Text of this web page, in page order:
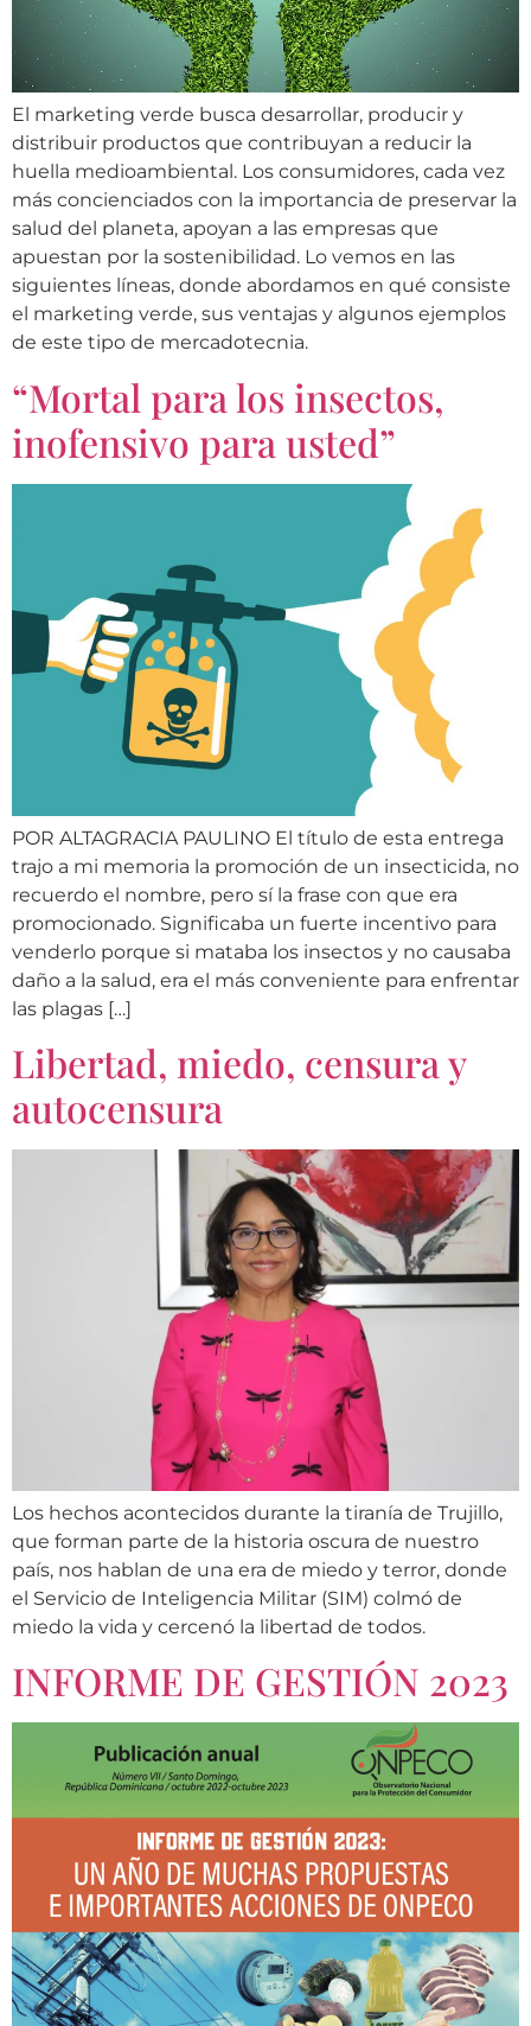
El marketing verde busca desarrollar, producir y
distribuir productos que contribuyan a reducir la
huella medioambiental. Los consumidores, cada vez
más concienciados con la importancia de preservar la
salud del planeta, apoyan a las empresas que
apuestan por la sostenibilidad. Lo vemos en las
siguientes líneas, donde abordamos en qué consiste
el marketing verde, sus ventajas y algunos ejemplos
de este tipo de mercadotecnia.
“Mortal para los insectos,
inofensivo para usted”
POR ALTAGRACIA PAULINO El título de esta entrega
trajo a mi memoria la promoción de un insecticida, no
recuerdo el nombre, pero sí la frase con que era
promocionado. Significaba un fuerte incentivo para
venderlo porque si mataba los insectos y no causaba
daño a la salud, era el más conveniente para enfrentar
las plagas […]
Libertad, miedo, censura y
autocensura
Los hechos acontecidos durante la tiranía de Trujillo,
que forman parte de la historia oscura de nuestro
país, nos hablan de una era de miedo y terror, donde
el Servicio de Inteligencia Militar (SIM) colmó de
miedo la vida y cercenó la libertad de todos.
INFORME DE GESTIÓN 2023